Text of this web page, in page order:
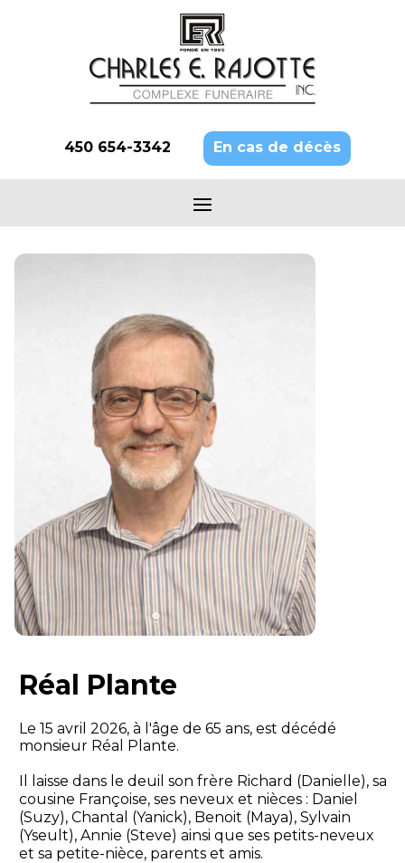
450 654-3342 En cas de décès
Réal Plante
Le 15 avril 2026, à l'âge de 65 ans, est décédé
monsieur Réal Plante.
Il laisse dans le deuil son frère Richard (Danielle), sa
cousine Françoise, ses neveux et nièces : Daniel
(Suzy), Chantal (Yanick), Benoit (Maya), Sylvain
(Yseult), Annie (Steve) ainsi que ses petits-neveux
et sa petite-nièce, parents et amis.